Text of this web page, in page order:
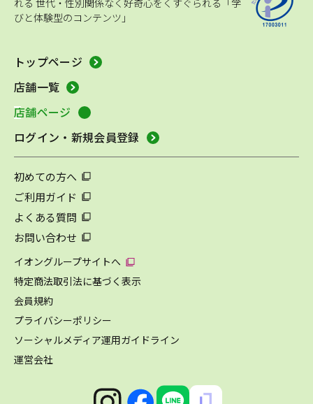
れる 世代・性別関係なく好奇心をくすぐられる「学
びと体験型のコンテンツ」
トップページ
店舗一覧
店舗ページ
ログイン・新規会員登録
初めての方へ
ご利用ガイド
よくある質問
お問い合わせ
イオングループサイトへ
特定商法取引法に基づく表示
会員規約
プライバシーポリシー
ソーシャルメディア運用ガイドライン
運営会社